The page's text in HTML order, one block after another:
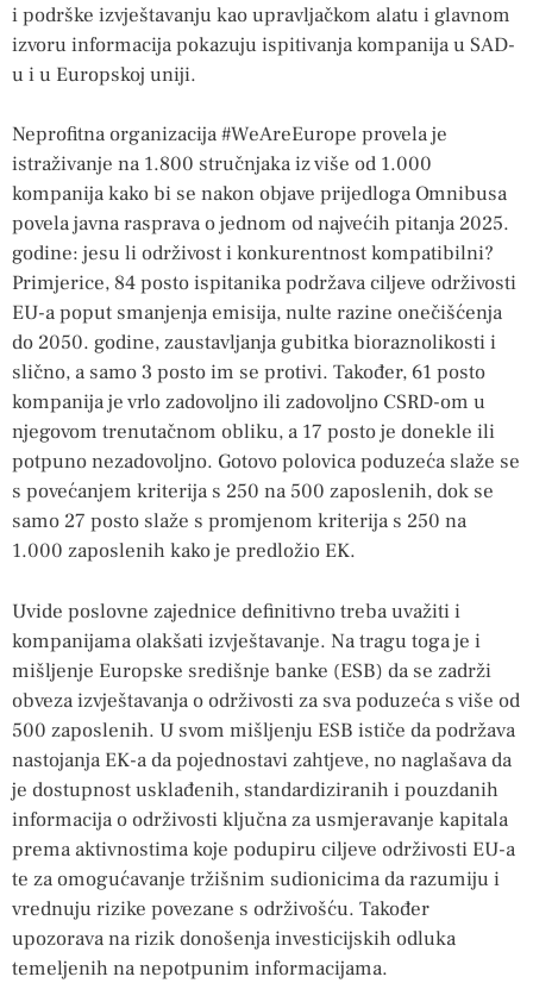
i podrške izvještavanju kao upravljačkom alatu i glavnom
izvoru informacija pokazuju ispitivanja kompanija u SAD-
u i u Europskoj uniji.
Neprofitna organizacija #WeAreEurope provela je
istraživanje na 1.800 stručnjaka iz više od 1.000
kompanija kako bi se nakon objave prijedloga Omnibusa
povela javna rasprava o jednom od najvećih pitanja 2025.
godine: jesu li održivost i konkurentnost kompatibilni?
Primjerice, 84 posto ispitanika podržava ciljeve održivosti
EU-a poput smanjenja emisija, nulte razine onečišćenja
do 2050. godine, zaustavljanja gubitka bioraznolikosti i
slično, a samo 3 posto im se protivi. Također, 61 posto
kompanija je vrlo zadovoljno ili zadovoljno CSRD-om u
njegovom trenutačnom obliku, a 17 posto je donekle ili
potpuno nezadovoljno. Gotovo polovica poduzeća slaže se
s povećanjem kriterija s 250 na 500 zaposlenih, dok se
samo 27 posto slaže s promjenom kriterija s 250 na
1.000 zaposlenih kako je predložio EK.
Uvide poslovne zajednice definitivno treba uvažiti i
kompanijama olakšati izvještavanje. Na tragu toga je i
mišljenje Europske središnje banke (ESB) da se zadrži
obveza izvještavanja o održivosti za sva poduzeća s više od
500 zaposlenih. U svom mišljenju ESB ističe da podržava
nastojanja EK-a da pojednostavi zahtjeve, no naglašava da
je dostupnost usklađenih, standardiziranih i pouzdanih
informacija o održivosti ključna za usmjeravanje kapitala
prema aktivnostima koje podupiru ciljeve održivosti EU-a
te za omogućavanje tržišnim sudionicima da razumiju i
vrednuju rizike povezane s održivošću. Također
upozorava na rizik donošenja investicijskih odluka
temeljenih na nepotpunim informacijama.